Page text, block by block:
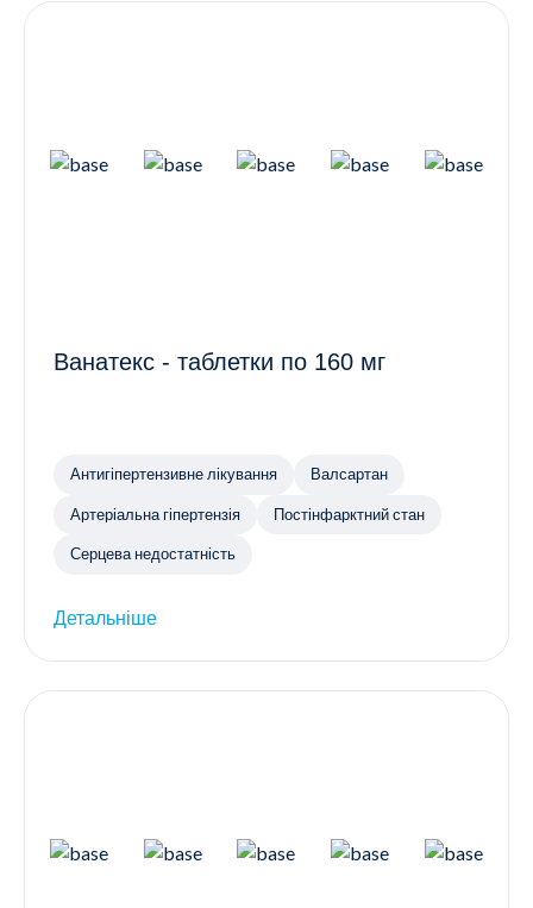
Ванатекс - таблетки по 160 мг
Антигіпертензивне лікування Валсартан
Артеріальна гіпертензія Постінфарктний стан
Серцева недостатність
Детальніше